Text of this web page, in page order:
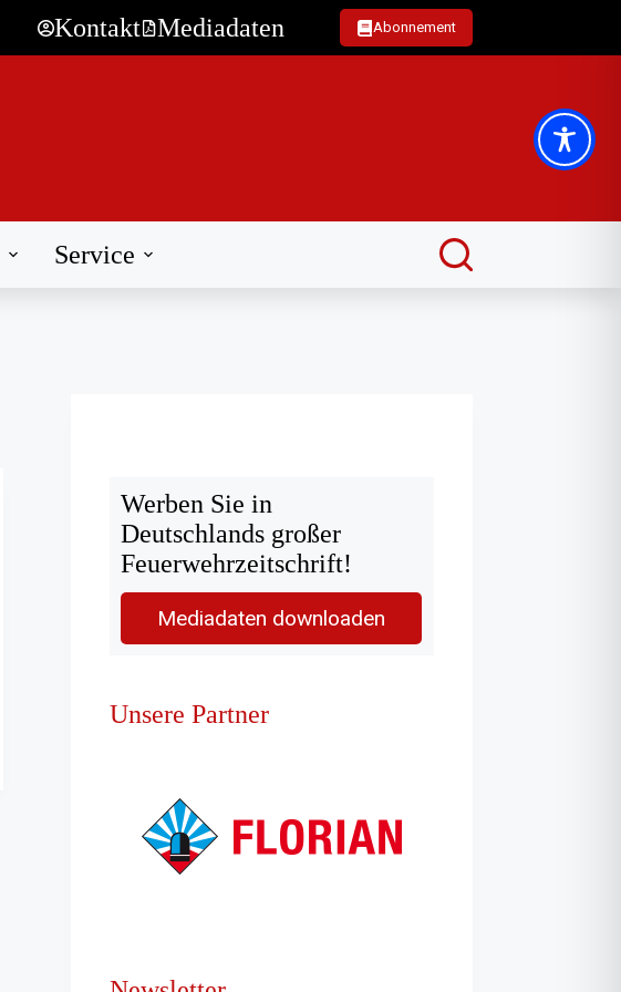
Kontakt Mediadaten Abonnement
Service
Werben Sie in
Deutschlands großer
Feuerwehrzeitschrift!
Mediadaten downloaden
Unsere Partner